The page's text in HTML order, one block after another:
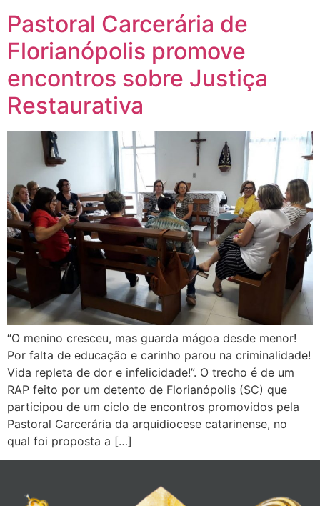
Pastoral Carcerária de
Florianópolis promove
encontros sobre Justiça
Restaurativa
“O menino cresceu, mas guarda mágoa desde menor!
Por falta de educação e carinho parou na criminalidade!
Vida repleta de dor e infelicidade!”. O trecho é de um
RAP feito por um detento de Florianópolis (SC) que
participou de um ciclo de encontros promovidos pela
Pastoral Carcerária da arquidiocese catarinense, no
qual foi proposta a […]